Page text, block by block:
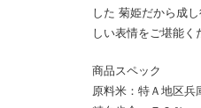
した 菊姫だから成
しい表情をご堪能く
商品スペック
原料米：特Ａ地区